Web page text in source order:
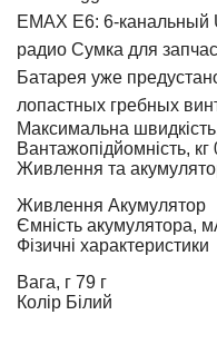
EMAX E6: 6-канальный
радио Сумка для
Батарея уже
лопастных гребных
Максимальна
Вантажопідйомність, кг
Живлення та
Живлення Акумулятор
Ємність акумулятора,
Фізичні характеристики
Вага, г 79 г
Колір Білий